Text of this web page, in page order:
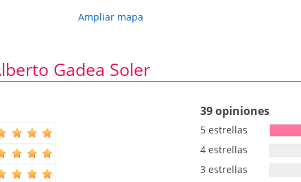
Ampliar mapa
Gadea Soler
39 opiniones
5 estrellas
4 estrellas
3 estrellas